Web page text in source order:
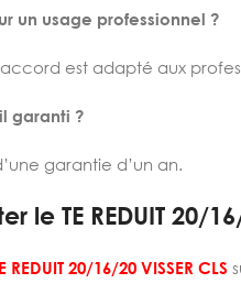
un usage professionnel ?
est adapté aux
garanti ?
garantie d’un an.
le TE REDUIT 20/
REDUIT 20/16/20 VISSER CLS